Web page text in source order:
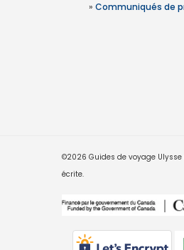
» Communiqués de
©2026 Guides de voyage
écrite.